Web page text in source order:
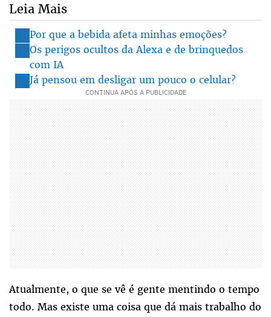
Leia Mais
Por que a bebida afeta minhas emoções?
Os perigos ocultos da Alexa e de brinquedos
com IA
Já pensou em desligar um pouco o celular?
Atualmente, o que se vê é gente mentindo o tempo
todo. Mas existe uma coisa que dá mais trabalho do